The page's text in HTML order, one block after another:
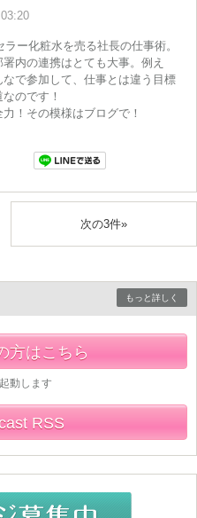
03:20
ー化粧水を売る社長の仕事術。
内の連携はとても大事。例え
で参加して、仕事とは違う目標
のです！
！その模様はブログで！
次の3件»
もっと詳しく
方はこちら
動します
RSS